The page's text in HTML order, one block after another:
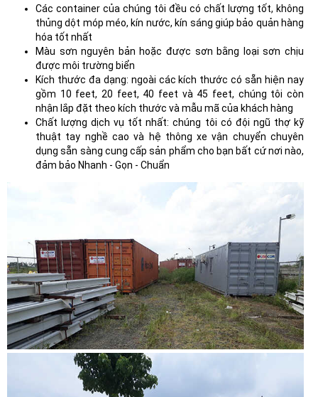
Các container của chúng tôi đều có chất lượng tốt, không
thủng dột móp méo, kín nước, kín sáng giúp bảo quản hàng
hóa tốt nhất
Màu sơn nguyên bản hoặc được sơn bằng loại sơn chịu
được môi trường biển
Kích thước đa dạng: ngoài các kích thước có sẵn hiện nay
gồm 10 feet, 20 feet, 40 feet và 45 feet, chúng tôi còn
nhận lắp đặt theo kích thước và mẫu mã của khách hàng
Chất lượng dịch vụ tốt nhất: chúng tôi có đội ngũ thợ kỹ
thuật tay nghề cao và hệ thông xe vận chuyển chuyên
dụng sẵn sàng cung cấp sản phẩm cho bạn bất cứ nơi nào,
đảm bảo Nhanh - Gọn - Chuẩn